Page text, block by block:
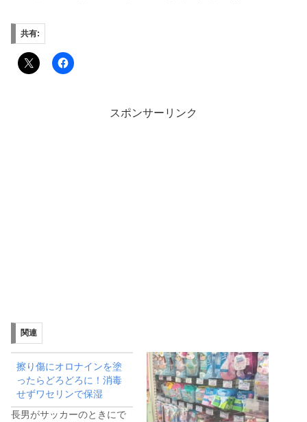
共有:
スポンサーリンク
関連
擦り傷にオロナインを塗
ったらどろどろに！消毒
せずワセリンで保湿
長男がサッカーのときにで